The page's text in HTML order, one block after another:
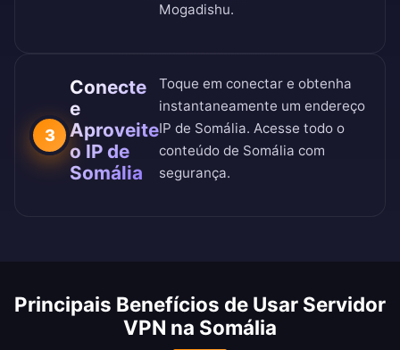
Mogadishu.
3
Conecte
e
Aproveite
o IP de
Somália
Toque em conectar e obtenha
instantaneamente um endereço
IP de Somália. Acesse todo o
conteúdo de Somália com
segurança.
Principais Benefícios de Usar Servidor
VPN na Somália